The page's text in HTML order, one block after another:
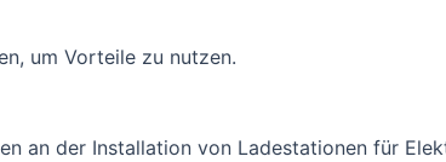
um Vorteile zu nutzen.
an der Installation von Ladestationen für